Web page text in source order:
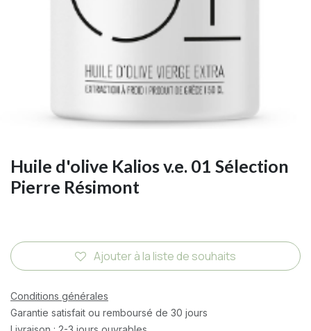
Huile d'olive Kalios v.e. 01 Sélection
Pierre Résimont
Ajouter à la liste de souhaits
Conditions générales
Garantie satisfait ou remboursé de 30 jours